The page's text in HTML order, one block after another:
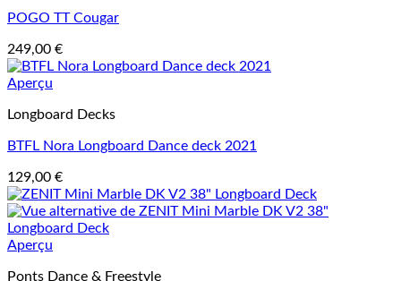
POGO TT Cougar
249,00 €
Aperçu
Longboard Decks
BTFL Nora Longboard Dance deck 2021
129,00 €
Aperçu
Ponts Dance & Freestyle